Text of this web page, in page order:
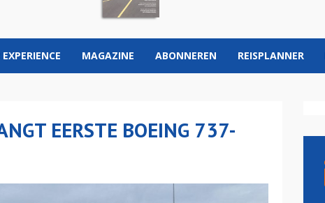
EXPERIENCE MAGAZINE ABONNEREN REISPLANNER
EERSTE BOEING 737-